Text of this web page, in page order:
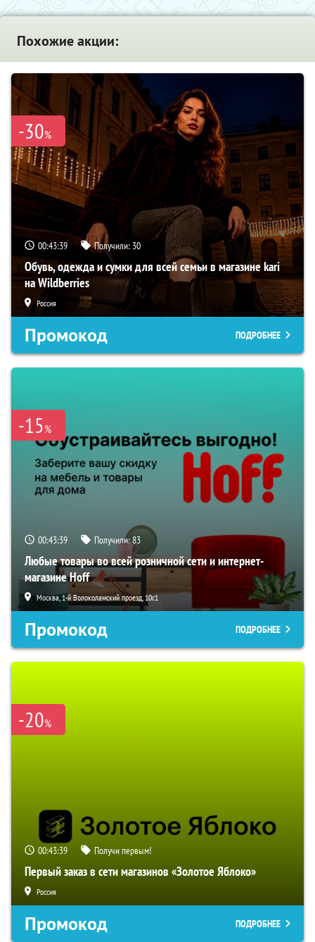
Похожие акции:
-30%
00:43:38 Получили: 30
Обувь, одежда и сумки для всей семьи в магазине kari
на Wildberries
Россия
Промокод ПОДРОБНЕЕ
-15%
00:43:38 Получили:83
Любые товары во всей розничной сети и интернет-
магазине Hoff
Москва, 1-й Волоколамский проезд, 10с1
Промокод ПОДРОБНЕЕ
-20%
00:43:38 Получи первым!
Первый заказ в сети магазинов «Золотое Яблоко»
Россия
Промокод ПОДРОБНЕЕ